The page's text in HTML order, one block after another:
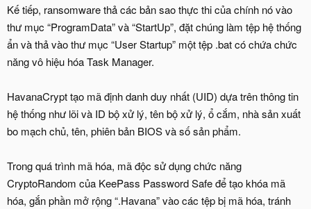
Kế tiếp, ransomware thả các bản sao thực thi của chính nó vào
thư mục “ProgramData” và “StartUp”, đặt chúng làm tệp hệ thống
ẩn và thả vào thư mục “User Startup” một tệp .bat có chứa chức
năng vô hiệu hóa Task Manager.
HavanaCrypt tạo mã định danh duy nhất (UID) dựa trên thông tin
hệ thống như lõi và ID bộ xử lý, tên bộ xử lý, ổ cắm, nhà sản xuất
bo mạch chủ, tên, phiên bản BIOS và số sản phẩm.
Trong quá trình mã hóa, mã độc sử dụng chức năng
CryptoRandom của KeePass Password Safe để tạo khóa mã
hóa, gắn phần mở rộng “.Havana” vào các tệp bị mã hóa, tránh